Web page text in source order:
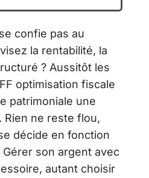
confie pas au
la rentabilité, la
? Aussitôt les
optimisation fiscale
patrimoniale une
ne reste flou,
décide en fonction
son argent avec
autant choisir